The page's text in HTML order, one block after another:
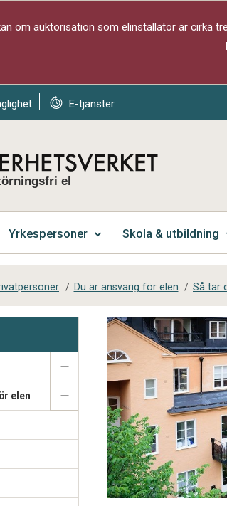
om auktorisation som elinstallatör är cirka
E-tjänster
el
Yrkespersoner Skola & utbildning
/ Du är ansvarig för elen / Så tar
elen